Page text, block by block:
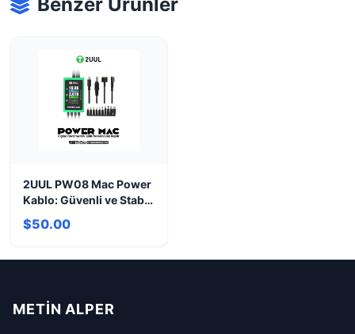
2UUL PW08 Mac Power
Kablo: Güvenli ve Stabil
Güç Çözümü
$50.00
METIN ALPER